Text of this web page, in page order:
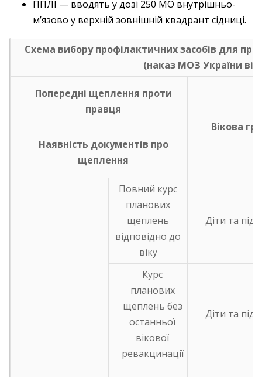
ППЛІ — вводять у дозі 250 МО внутрішньо­
м’язово у верхній зовнішній ­квадрант сідниці.
Схема вибору профілактичних засобів для
(наказ МОЗ України від
Попередні щеплення проти
правця
Вікова
Наявність документів про
щеплення
Повний курс
планових
щеплень
відповідно до
віку
Діти та
Курс
планових
щеплень без
останньої
вікової
ревакцинації
Діти та